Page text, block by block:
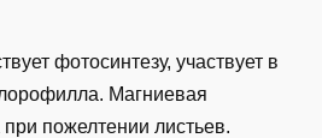
фотосинтезу, участвует в
Магниевая
пожелтении листьев.